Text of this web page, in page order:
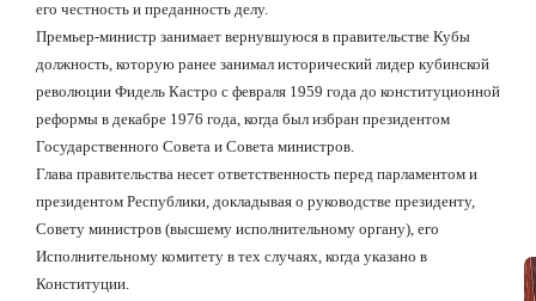
его честность и преданность делу.
Премьер-министр занимает вернувшуюся в правительстве Кубы
должность, которую ранее занимал исторический лидер кубинской
революции Фидель Кастро с февраля 1959 года до конституционной
реформы в декабре 1976 года, когда был избран президентом
Государственного Совета и Совета министров.
Глава правительства несет ответственность перед парламентом и
президентом Республики, докладывая о руководстве президенту,
Совету министров (высшему исполнительному органу), его
Исполнительному комитету в тех случаях, когда указано в
Конституции.